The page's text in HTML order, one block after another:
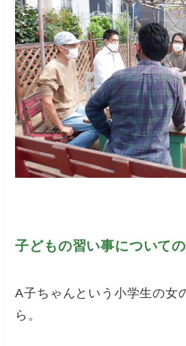
子どもの習い事について
A子ちゃんという小学生の女
ら。